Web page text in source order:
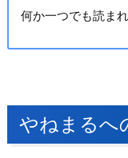
何か一つでも読ま
やねまるへ